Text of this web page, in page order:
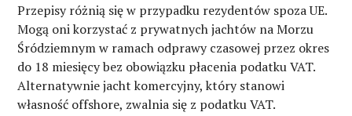
Przepisy różnią się w przypadku rezydentów spoza UE.
Mogą oni korzystać z prywatnych jachtów na Morzu
Śródziemnym w ramach odprawy czasowej przez okres
do 18 miesięcy bez obowiązku płacenia podatku VAT.
Alternatywnie jacht komercyjny, który stanowi
własność offshore, zwalnia się z podatku VAT.